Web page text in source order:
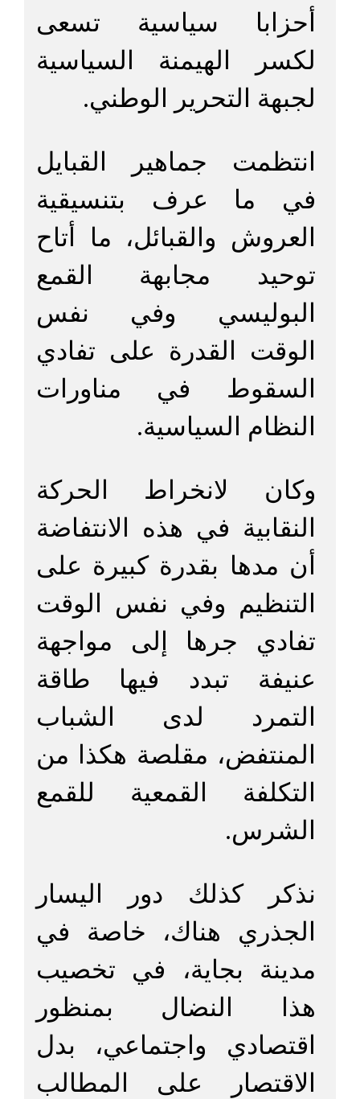
أحزابا سياسية تسعى
لكسر الهيمنة السياسية
لجبهة التحرير الوطني.
انتظمت جماهير القبايل
في ما عرف بتنسيقية
العروش والقبائل، ما أتاح
توحيد مجابهة القمع
البوليسي وفي نفس
الوقت القدرة على تفادي
السقوط في مناورات
النظام السياسية.
وكان لانخراط الحركة
النقابية في هذه الانتفاضة
أن مدها بقدرة كبيرة على
التنظيم وفي نفس الوقت
تفادي جرها إلى مواجهة
عنيفة تبدد فيها طاقة
التمرد لدى الشباب
المنتفض، مقلصة هكذا من
التكلفة القمعية للقمع
الشرس.
نذكر كذلك دور اليسار
الجذري هناك، خاصة في
مدينة بجاية، في تخصيب
هذا النضال بمنظور
اقتصادي واجتماعي، بدل
الاقتصار على المطالب